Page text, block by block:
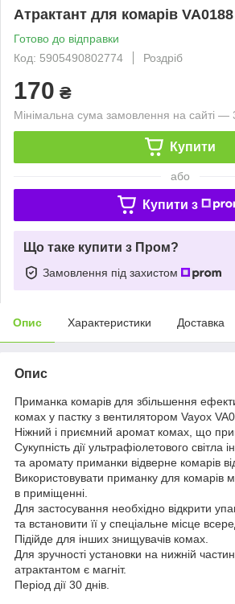
Атрактант для комарів
Готово до відправки
Код: 5905490802774
Роздріб
170 ₴
Мінімальна сума замовлення на сайті —
Купити
або
Купити з
Що таке купити з Пром?
Замовлення під захистом
Опис Характеристики Доставка
Опис
Приманка комарів для збільшення
комах у пастку з вентилятором Vayox
Ніжний і приємний аромат комах, що
Сукупність дії ультрафіолетового світла
та аромату приманки відверне комарів
Використовувати приманку для комарів
в приміщенні.
Для застосування необхідно відкрити
та встановити її у спеціальне місце
Підійде для інших знищувачів комах.
Для зручності установки на нижній
атрактантом є магніт.
Період дії 30 днів.